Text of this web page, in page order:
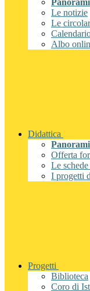
Le notizie
Le
Albo
Didattica
Offerta
Le
I progetti
Progetti
Biblioteca
Coro di